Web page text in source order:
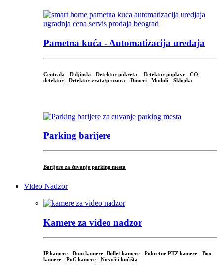
Pametna kuća - Automatizacija uređaja
Centrala - Daljinski - Detektor pokreta - Detektor poplave - CO
detektor - Detektor vrata/prozora - Dimeri - Moduli - Sklopka
Parking barijere
Barijere za čuvanje parking mesta
Video Nadzor
Kamere za video nadzor
IP kamere - Dom kamere -Bullet kamere - Pokretne PTZ kamere - Box
kamere - PoC kamere - Nosači i kućišta